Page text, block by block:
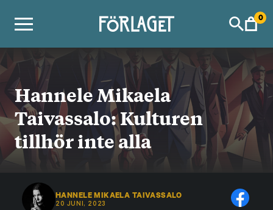
0
Hannele Mikaela
Taivassalo: Kulturen
tillhör inte alla
HANNELE MIKAELA TAIVASSALO
20 JUNI, 2023